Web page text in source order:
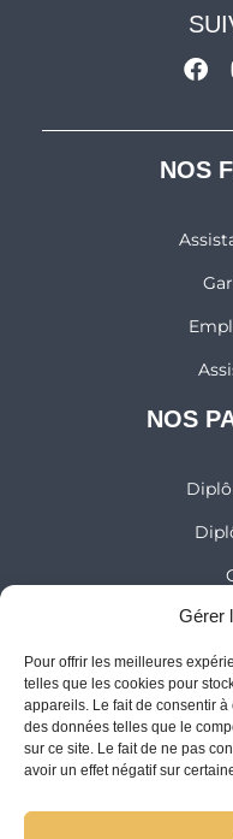
Gérer
Pour offrir les meilleures
telles que les cookies pour
appareils. Le fait de consentir
des données telles que le
sur ce site. Le fait de ne pas
avoir un effet négatif sur
NOS
NOS
Collection le